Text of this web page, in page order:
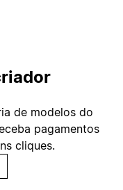
de modelos do
pagamentos
cliques.